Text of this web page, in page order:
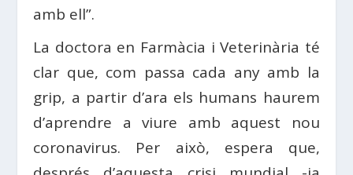
amb ell”.
La doctora en Farmàcia i Veterinària té
clar que, com passa cada any amb la
grip, a partir d’ara els humans haurem
d’aprendre a viure amb aquest nou
coronavirus. Per això, espera que,